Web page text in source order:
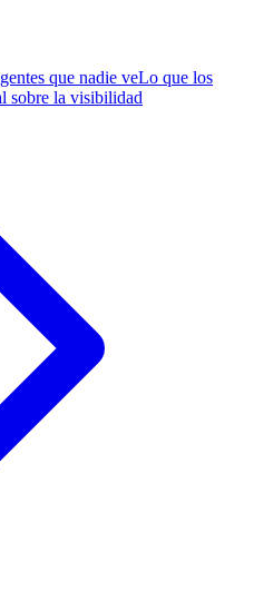
que nadie veLo que los
sobre la visibilidad